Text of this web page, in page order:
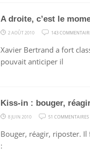
A droite, c’est le
2 AOÛT 2010 143
Xavier Bertrand a fort
pouvait anticiper il
Kiss-in : bouger,
8 JUIN 2010 51 COMMENTAIRES
Bouger, réagir, riposter.
: